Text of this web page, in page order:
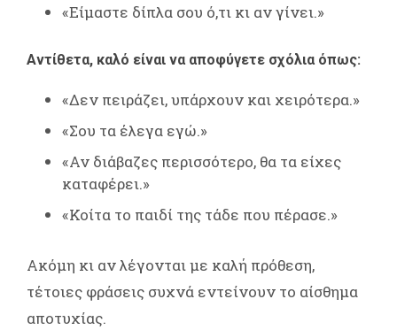
«Είμαστε δίπλα σου ό,τι κι αν γίνει.»
Αντίθετα, καλό είναι να αποφύγετε σχόλια όπως:
«Δεν πειράζει, υπάρχουν και χειρότερα.»
«Σου τα έλεγα εγώ.»
«Αν διάβαζες περισσότερο, θα τα είχες
καταφέρει.»
«Κοίτα το παιδί της τάδε που πέρασε.»
Ακόμη κι αν λέγονται με καλή πρόθεση,
τέτοιες φράσεις συχνά εντείνουν το αίσθημα
αποτυχίας.